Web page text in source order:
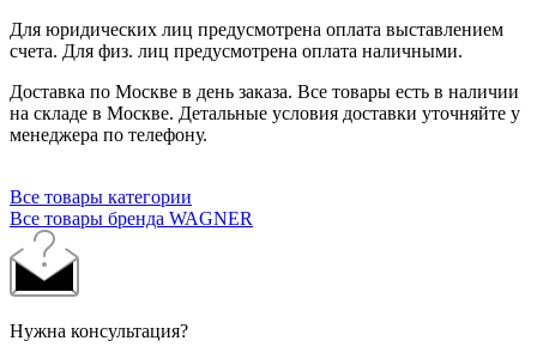
Для юридических лиц предусмотрена оплата выставлением
счета. Для физ. лиц предусмотрена оплата наличными.
Доставка по Москве в день заказа. Все товары есть в наличии
на складе в Москве. Детальные условия доставки уточняйте у
менеджера по телефону.
Все товары категории
Все товары бренда WAGNER
Нужна консультация?